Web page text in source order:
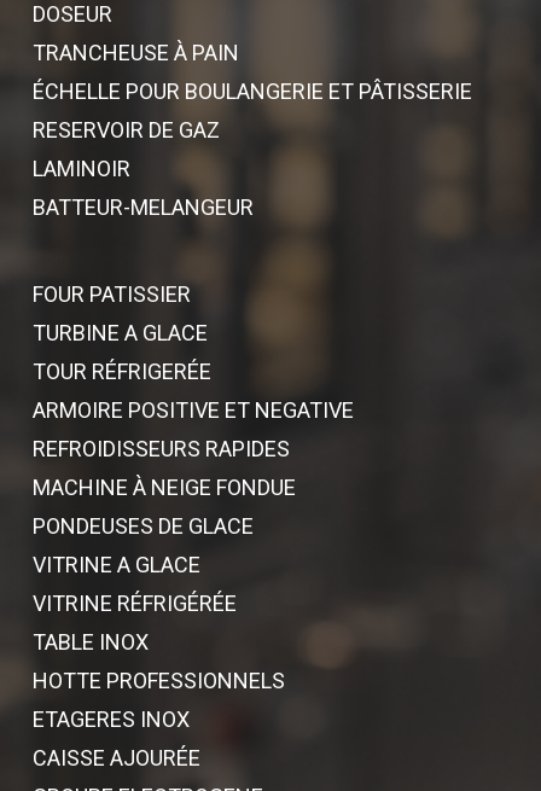
DOSEUR
TRANCHEUSE À PAIN
ÉCHELLE POUR BOULANGERIE ET PÂTISSERIE
RESERVOIR DE GAZ
LAMINOIR
BATTEUR-MELANGEUR
FOUR PATISSIER
TURBINE A GLACE
TOUR RÉFRIGERÉE
ARMOIRE POSITIVE ET NEGATIVE
REFROIDISSEURS RAPIDES
MACHINE À NEIGE FONDUE
PONDEUSES DE GLACE
VITRINE A GLACE
VITRINE RÉFRIGÉRÉE
TABLE INOX
HOTTE PROFESSIONNELS
ETAGERES INOX
CAISSE AJOURÉE